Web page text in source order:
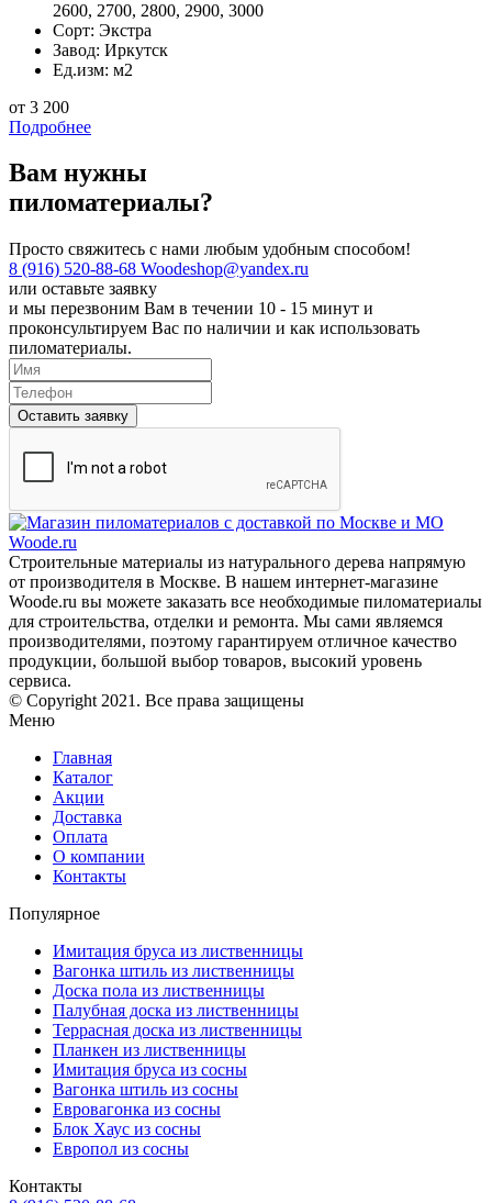
2600, 2700, 2800, 2900, 3000
Сорт: Экстра
Завод: Иркутск
Ед.изм: м2
от 3 200
Подробнее
Вам нужны
пиломатериалы?
Просто свяжитесь с нами любым удобным способом!
8 (916) 520-88-68 Woodeshop@yandex.ru
или оставьте заявку
и мы перезвоним Вам в течении 10 - 15 минут и
проконсультируем Вас по наличии и как использовать
пиломатериалы.
Оставить заявку
Строительные материалы из натурального дерева напрямую
от производителя в Москве. В нашем интернет-магазине
Woode.ru вы можете заказать все необходимые пиломатериалы
для строительства, отделки и ремонта. Мы сами являемся
производителями, поэтому гарантируем отличное качество
продукции, большой выбор товаров, высокий уровень
сервиса.
© Copyright 2021. Все права защищены
Меню
Главная
Каталог
Акции
Доставка
Оплата
О компании
Контакты
Популярное
Имитация бруса из лиственницы
Вагонка штиль из лиственницы
Доска пола из лиственницы
Палубная доска из лиственницы
Террасная доска из лиственницы
Планкен из лиственницы
Имитация бруса из сосны
Вагонка штиль из сосны
Евровагонка из сосны
Блок Хаус из сосны
Европол из сосны
Контакты